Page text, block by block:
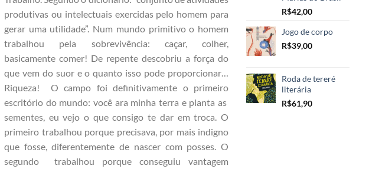
produtivas ou intelectuais exercidas pelo homem para
gerar uma utilidade”. Num mundo primitivo o homem
trabalhou pela sobrevivência: caçar, colher,
basicamente comer! De repente descobriu a força do
que vem do suor e o quanto isso pode proporcionar…
Riqueza! O campo foi definitivamente o primeiro
escritório do mundo: você ara minha terra e planta as
sementes, eu vejo o que consigo te dar em troca. O
primeiro trabalhou porque precisava, por mais indigno
que fosse, diferentemente de nascer com posses. O
segundo trabalhou porque conseguiu vantagem
R$42,00
Jogo de corpo
R$39,00
Roda de tereré
literária
R$61,90